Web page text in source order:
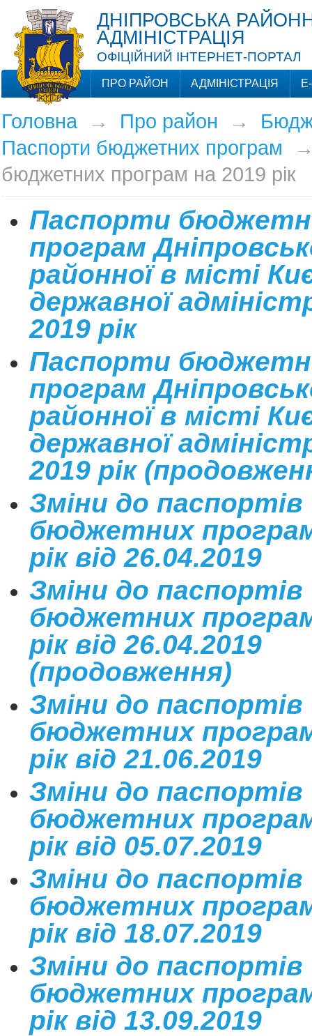
ДНІПРОВСЬКА
АДМІНІСТРАЦІЯ
ОФІЦІЙНИЙ ІНТЕРНЕТ-ПОРТАЛ
ПРО РАЙОН АДМІНІСТРАЦІЯ
Головна→ Про район →
Паспорти бюджетних програм
бюджетних програм на 2019 рік
Паспорти
програм
районної в місті
державної
2019 рік
Паспорти
програм
районної в місті
державної
2019 рік
Зміни до паспортів
бюджетних
рік від 26.04.2019
Зміни до паспортів
бюджетних
рік від 26.04.2019
(продовження)
Зміни до паспортів
бюджетних
рік від 21.06.2019
Зміни до паспортів
бюджетних
рік від 05.07.2019
Зміни до паспортів
бюджетних
рік від 18.07.2019
Зміни до паспортів
бюджетних
рік від 13.09.2019